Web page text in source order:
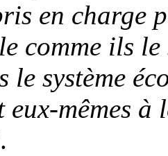
en charge
comme ils
le système
mêmes à